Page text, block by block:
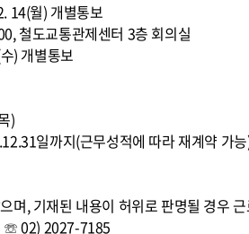
14(월) 개별통보
철도교통관제센터 3층 회의실
) 개별통보
)
일까지(근무성적에 따라 재계약 가
며, 기재된 내용이 허위로 판명될 경우
☏ 02) 2027-7185